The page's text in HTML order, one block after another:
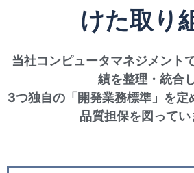
けた取り
当社コンピュータマネジメント
績を整理・統合し
3つ独自の 「開発業務標準」 を定
品質担保を図ってい